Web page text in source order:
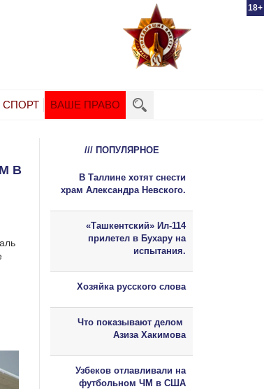
18+
СПОРТ ВАШЕ ПРАВО
В
/// ПОПУЛЯРНОЕ
В Таллине хотят снести
храм Александра Невского.
«Ташкентский» Ил-114
прилетел в Бухару на
испытания.
Хозяйка русского слова
Что показывают делом
Азиза Хакимова
Узбеков отлавливали на
футбольном ЧМ в США